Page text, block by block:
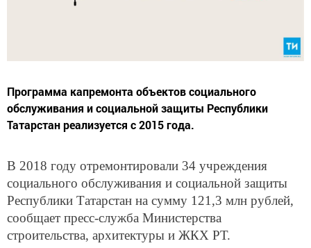
Программа капремонта объектов социального
обслуживания и социальной защиты Республики
Татарстан реализуется с 2015 года.
В 2018 году отремонтировали 34 учреждения
социального обслуживания и социальной защиты
Республики Татарстан на сумму 121,3 млн рублей,
сообщает пресс-служба Министерства
строительства, архитектуры и ЖКХ РТ.